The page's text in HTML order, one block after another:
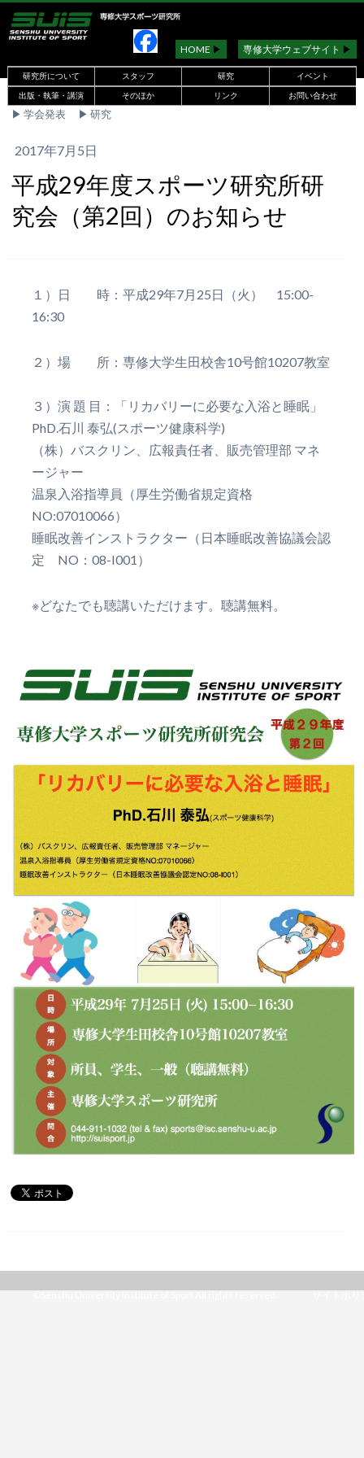
HOME ▶︎ 専修大学ウェブサイト ▶︎
研究所について スタッフ 研究
イベント
出版・執筆・講演
そのほか リンク お問い合わせ
▶︎ 学会発表 ▶︎ 研究
2017年7月5日
平成29年度スポーツ研究所研
究会（第2回）のお知らせ
１）日 時：平成29年7月25日（火） 15:00-
16:30
２）場 所：専修大学生田校舎10号館10207教室
３）演 題 目：「リカバリーに必要な入浴と睡眠」
PhD.石川 泰弘(スポーツ健康科学)
（株）バスクリン、広報責任者、販売管理部 マネ
ージャー
温泉入浴指導員（厚生労働省規定資格
NO:07010066）
睡眠改善インストラクター（日本睡眠改善協議会認
定 NO：08-I001）
※どなたでも聴講いただけます。聴講無料。